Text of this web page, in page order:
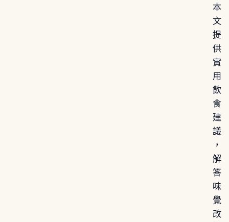
本
文
提
供
實
用
飲
食
建
議
，
解
答
味
覺
改